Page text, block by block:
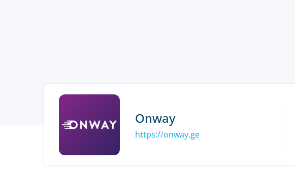
Onway
https://onway.ge